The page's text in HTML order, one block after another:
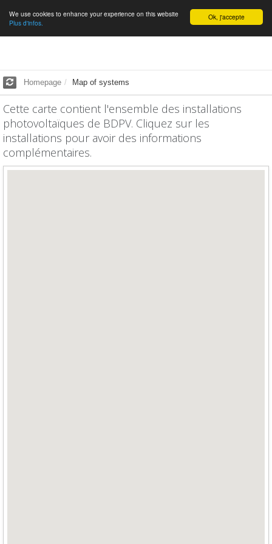
English Ok, j'accepte
We use cookies to enhance your experience on this website
Plus d'infos.
Homepage Map of systems
Cette carte contient l'ensemble des installations
photovoltaïques de BDPV. Cliquez sur les
installations pour avoir des informations
complémentaires.